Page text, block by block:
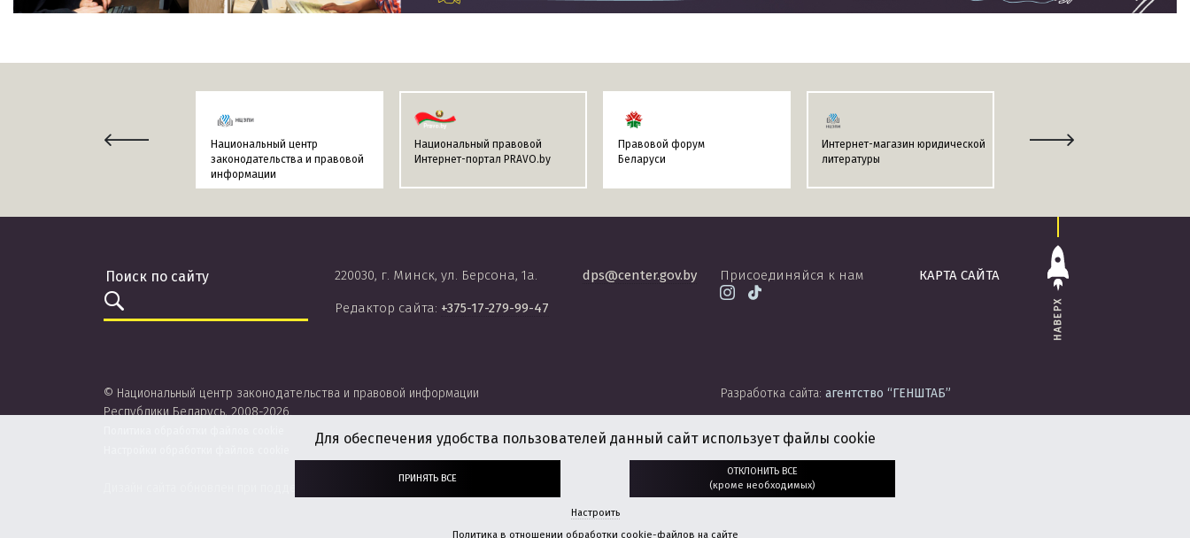
Национальный центр
законодательства и правовой
информации
Национальный правовой
Интернет-портал PRAVO.by
Правовой форум
Беларуси
Интернет-магазин юридической
литературы
Информационно-поисковая
НАВЕРХ
КАРТА САЙТА
220030, г. Минск, ул. Берсона, 1а.
Редактор сайта: +375-17-279-99-47
dps@center.gov.by Присоединяйся к нам
© Национальный центр законодательства и правовой информации
Республики Беларусь, 2008-2026.
Разработка сайта: агентство “ГЕНШТАБ”
Для обеспечения удобства пользователей данный сайт использует файлы cookie
ПРИНЯТЬ ВСЕ
ОТКЛОНИТЬ ВСЕ
(кроме необходимых)
Настроить
Политика в отношении обработки cookie-файлов на сайте